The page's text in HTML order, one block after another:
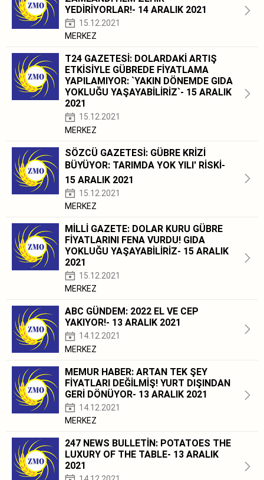
YEDİRİYORLAR!- 14 ARALIK 2021
15.12.2021
MERKEZ
T24 GAZETESİ: DOLARDAKİ ARTIŞ
ETKİSİYLE GÜBREDE FİYATLAMA
YAPILAMIYOR: `YAKIN DÖNEMDE GIDA
YOKLUĞU YAŞAYABİLİRİZ`- 15 ARALIK
2021
15.12.2021
MERKEZ
SÖZCÜ GAZETESİ: GÜBRE KRİZİ
BÜYÜYOR: TARIMDA YOK YILI' RİSKİ-
15 ARALIK 2021
15.12.2021
MERKEZ
MİLLİ GAZETE: DOLAR KURU GÜBRE
FİYATLARINI FENA VURDU! GIDA
YOKLUĞU YAŞAYABİLİRİZ- 15 ARALIK
2021
15.12.2021
MERKEZ
ABC GÜNDEM: 2022 EL VE CEP
YAKIYOR!- 13 ARALIK 2021
14.12.2021
MERKEZ
MEMUR HABER: ARTAN TEK ŞEY
FİYATLARI DEĞİLMİŞ! YURT DIŞINDAN
GERİ DÖNÜYOR- 13 ARALIK 2021
14.12.2021
MERKEZ
247 NEWS BULLETİN: POTATOES THE
LUXURY OF THE TABLE- 13 ARALIK
2021